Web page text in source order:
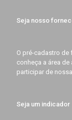
Seja nosso
O pré-cadastro
conheça a área
participar de
Seja um indicador